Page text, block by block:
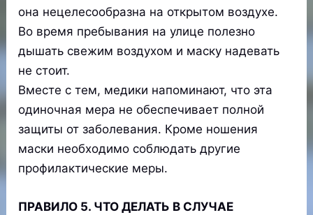
она нецелесообразна на открытом воздухе.
Во время пребывания на улице полезно
дышать свежим воздухом и маску надевать
не стоит.
Вместе с тем, медики напоминают, что эта
одиночная мера не обеспечивает полной
защиты от заболевания. Кроме ношения
маски необходимо соблюдать другие
профилактические меры.
ПРАВИЛО 5. ЧТО ДЕЛАТЬ В СЛУЧАЕ